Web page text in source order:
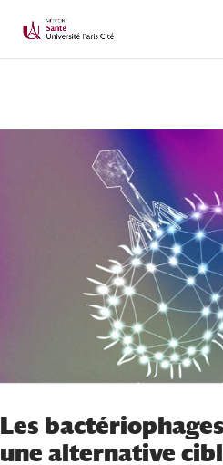
Les
une alternative